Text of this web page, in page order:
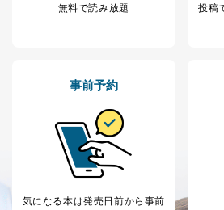
当社が取り扱う開示対象個人情報の
1
当社の定期購読サ
ービス等をご利用
の方の個人情報
商品代金回収
ｅメール等に
ス、キャンペ
個人が特定で
閲覧履歴や購
析して、趣味
広告のため
無料で読み放題
投稿
事前予約
気になる本は発売日前から事前